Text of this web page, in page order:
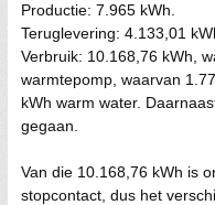
Productie: 7.965 kWh.
Teruglevering: 4.133,01
Verbruik: 10.168,76 kWh,
warmtepomp, waarvan
kWh warm water.
gegaan.
Van die 10.168,76 kWh is
stopcontact, dus het